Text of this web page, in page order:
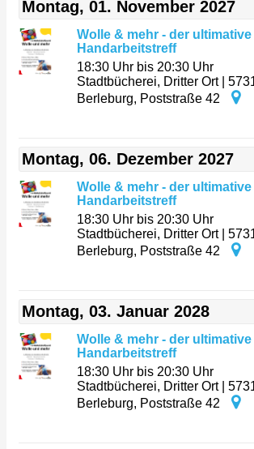
Montag, 01. November 2027
Wolle & mehr - der ultimative
Handarbeitstreff
18:30 Uhr bis 20:30 Uhr
Stadtbücherei, Dritter Ort|
Berleburg, Poststraße 42
Montag, 06. Dezember 2027
Wolle & mehr - der ultimative
Handarbeitstreff
18:30 Uhr bis 20:30 Uhr
Stadtbücherei, Dritter Ort|
Berleburg, Poststraße 42
Montag, 03. Januar 2028
Wolle & mehr - der ultimative
Handarbeitstreff
18:30 Uhr bis 20:30 Uhr
Stadtbücherei, Dritter Ort|
Berleburg, Poststraße 42